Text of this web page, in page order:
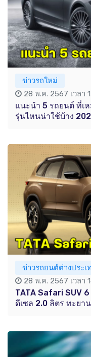
ข่าวรถใหม่
28 พ.ค. 2567 เวลา
แนะนำ 5 รถยนต์ ที่เ
รุ่นไหนน่าใช้บ้าง
ข่าวรถยนต์ต่างประเ
28 พ.ค. 2567 เวลา
TATA Safari SUV
ดีเซล 2.0 ลิตร ทะยา